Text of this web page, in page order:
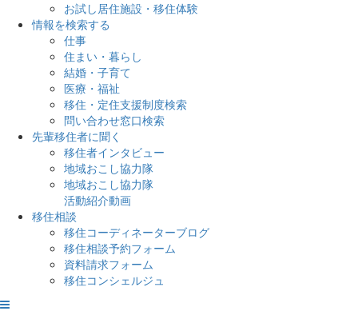
お試し居住施設・移住体験
情報を検索する
仕事
住まい・暮らし
結婚・子育て
医療・福祉
移住・定住支援制度検索
問い合わせ窓口検索
先輩移住者に聞く
移住者インタビュー
地域おこし協力隊
地域おこし協力隊
活動紹介動画
移住相談
移住コーディネーターブログ
移住相談予約フォーム
資料請求フォーム
移住コンシェルジュ